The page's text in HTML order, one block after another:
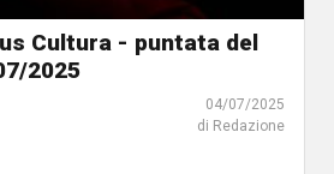
Cultura - puntata del
2025
04/07/2025
di Redazione